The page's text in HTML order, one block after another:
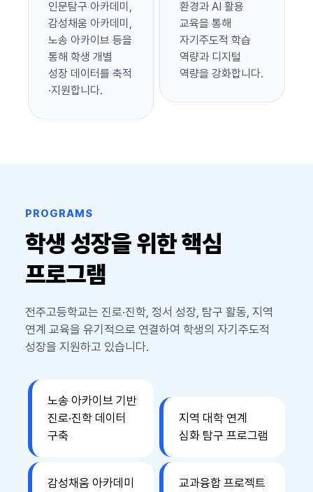
인문탐구 아카데미,
감성채움 아카데미,
노송 아카이브 등을
통해 학생 개별
성장 데이터를 축적
·지원합니다.
환경과 AI 활용
교육을 통해
자기주도적 학습
역량과 디지털
역량을 강화합니다.
PROGRAMS
학생 성장을 위한 핵심
프로그램
전주고등학교는 진로·진학, 정서 성장, 탐구 활동, 지역
연계 교육을 유기적으로 연결하여 학생의 자기주도적
성장을 지원하고 있습니다.
노송 아카이브 기반
진로·진학 데이터
구축
지역 대학 연계
심화 탐구 프로그램
감성채움 아카데미
교과융합 프로젝트